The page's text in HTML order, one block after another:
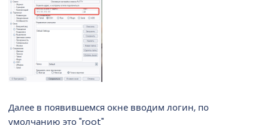
Далее в появившемся окне вводим логин, по
умолчанию это "root"